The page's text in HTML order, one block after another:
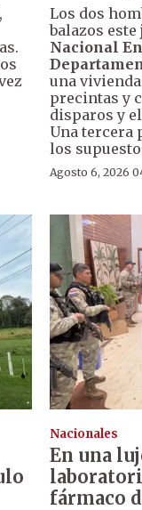
Los dos
balazos este
Nacional
una
precintas y
disparos y
Una tercera
los
Agosto 6, 2026
Nacionales
En una
fármaco